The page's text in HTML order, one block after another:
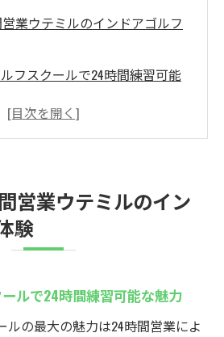
業ウテミルのインドアゴルフ
フスクールで24時間練習可能
で気軽に通えるゴルフ環境とは
ブがある安心の練習スタイル
通えるインドアゴルフのメリ
藤沢インドアゴルフスクール体
営業ウテミルのイン
験
ルで24時間練習可能な魅力
ルの最大の魅力は24時間営業によ